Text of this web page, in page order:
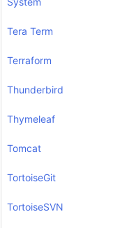
Tera Term
Terraform
Thunderbird
Thymeleaf
Tomcat
TortoiseGit
TortoiseSVN